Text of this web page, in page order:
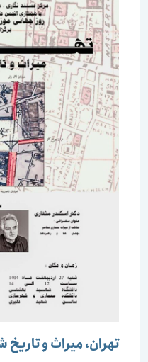
تهران، میراث و تاریخ